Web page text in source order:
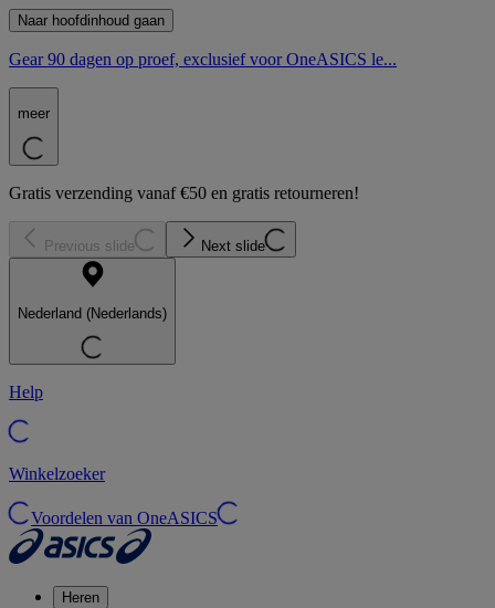
Naar hoofdinhoud gaan
Gear 90 dagen op proef, exclusief voor OneASICS le...
meer
Gratis verzending vanaf €50 en gratis retourneren!
Previous slide Next slide
Nederland (Nederlands)
Help
Winkelzoeker
Voordelen van OneASICS
Heren